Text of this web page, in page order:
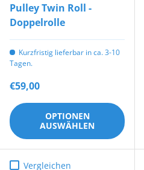
Pulley Twin Roll -
Doppelrolle
Kurzfristig lieferbar in ca. 3-10
Tagen.
€59,00
OPTIONEN
AUSWÄHLEN
Vergleichen